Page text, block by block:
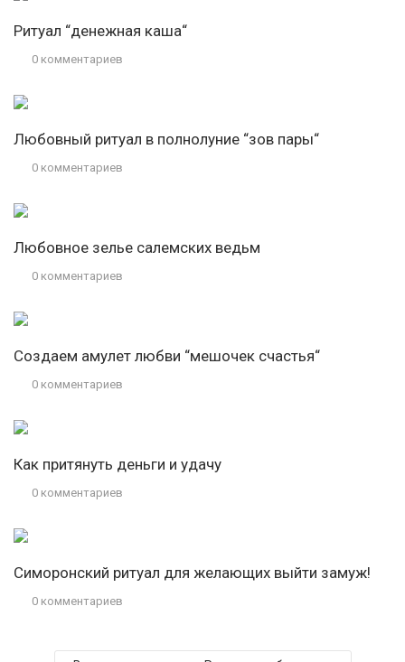
Ритуал “денежная каша“
0 комментариев
Любовный ритуал в полнолуние “зов пары“
0 комментариев
Любовное зелье салемских ведьм
0 комментариев
Создаем амулет любви “мешочек счастья“
0 комментариев
Как притянуть деньги и удачу
0 комментариев
Симоронский ритуал для желающих выйти замуж!
0 комментариев